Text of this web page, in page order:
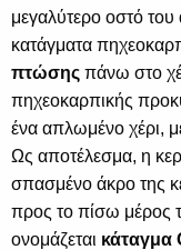
μεγαλύτερο οστό του
κατάγματα
πτώσης πάνω στο
πηχεοκαρπικής
ένα απλωμένο χέρι,
Ως αποτέλεσμα, η
σπασμένο άκρο της
προς το πίσω μέρος
ονομάζεται κάταγμα